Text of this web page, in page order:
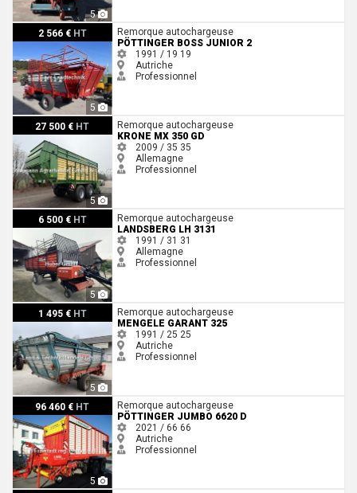
5
2 566 € HT
5
Pöttinger Boss Junior 2 Remorque autochargeuse
PÖTTINGER BOSS JUNIOR 2
1991 / 19 19
Autriche
Professionnel
27 500 € HT
5
Krone MX 350 GD
Remorque autochargeuse
KRONE MX 350 GD
2009 / 35 35
Allemagne
Professionnel
6 500 € HT
5
Landsberg LH 3131
Remorque autochargeuse
LANDSBERG LH 3131
1991 / 31 31
Allemagne
Professionnel
1 495 € HT
5
Mengele Garant 325
Remorque autochargeuse
MENGELE GARANT 325
1991 / 25 25
Autriche
Professionnel
96 460 € HT
5
Pöttinger Jumbo 6620 DRemorque autochargeuse
PÖTTINGER JUMBO 6620 D
2021 / 66 66
Autriche
Professionnel